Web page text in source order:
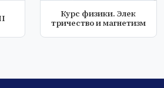
tarixi II
Курс физики. Элек
тричество и магнетизм